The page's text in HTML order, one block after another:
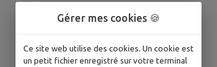
Gérer mes cookies 🍪
Ce site web utilise des cookies. Un cookie est
un petit fichier enregistré sur votre terminal